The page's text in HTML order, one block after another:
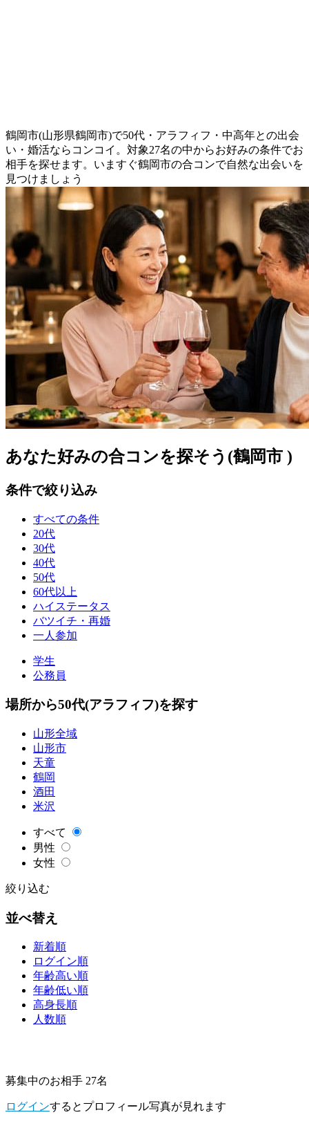
鶴岡市(山形県鶴岡市)で50代・アラフィフ・中高年との出会
い・婚活ならコンコイ。対象27名の中からお好みの条件でお
相手を探せます。いますぐ鶴岡市の合コンで自然な出会いを
見つけましょう
あなた好みの合コンを探そう(鶴岡市 )
条件で絞り込み
すべての条件
20代
30代
40代
50代
60代以上
ハイステータス
バツイチ・再婚
一人参加
学生
公務員
場所から50代(アラフィフ)を探す
山形全域
山形市
天童
鶴岡
酒田
米沢
すべて
男性
女性
絞り込む
並べ替え
新着順
ログイン順
年齢高い順
年齢低い順
高身長順
人数順
募集中のお相手 27名
ログインするとプロフィール写真が見れます